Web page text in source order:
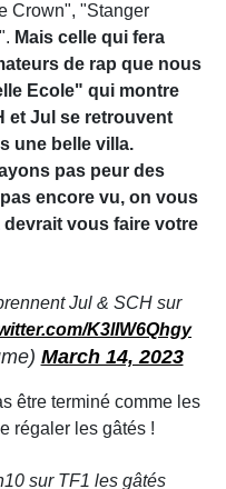
Crown", "Stanger
Mais celle qui fera
de rap que nous
Ecole" qui montre
et Jul se retrouvent
une belle villa.
pas peur des
encore vu, on vous
devrait vous faire votre
Jul & SCH sur
K3lIW6Qhgy
March 14, 2023
être terminé comme les
régaler les gâtés !
sur TF1 les gâtés